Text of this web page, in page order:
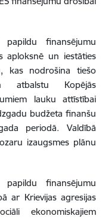
papildu finansējumu
aploksnē un iestāties
kas nodrošina tiešo
atbalstu Kopējās
lauku attīstībai
budžeta finanšu
periodā. Valdībā
izaugsmes plānu
papildu finansējumu
ar Krievijas agresijas
ekonomiskajiem